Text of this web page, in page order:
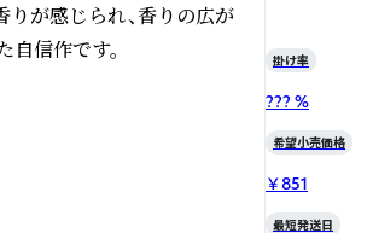
が感じられ、香りの広が
信作です。
掛け率
??? %
希望小売価格
￥851
最短発送日